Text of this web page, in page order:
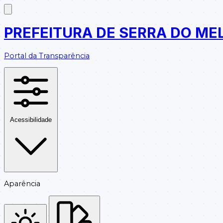
PREFEITURA DE SERRA DO
Portal da Transparência
Acessibilidade
Aparência